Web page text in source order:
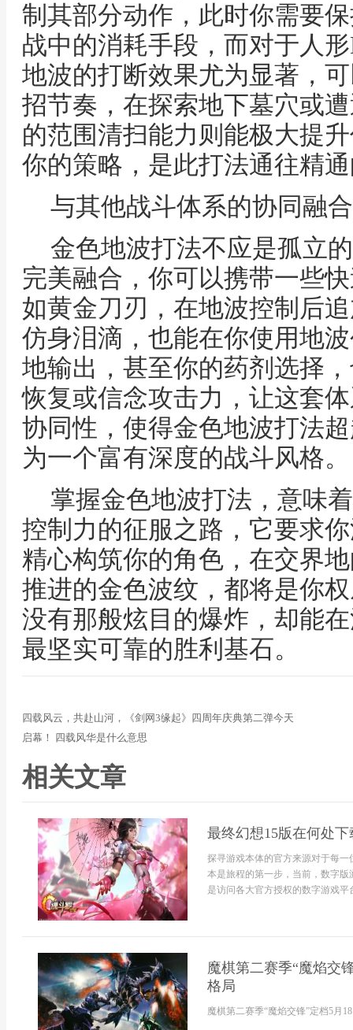
制其部分动作，此时你需要
战中的消耗手段，而对于人
地波的打断效果尤为显著，
招节奏，在探索地下墓穴或
的范围清扫能力则能极大提
你的策略，是此打法通往精
与其他战斗体系的协同融合
金色地波打法不应是孤立
完美融合，你可以携带一些
如黄金刀刃，在地波控制后
仿身泪滴，也能在你使用地
地输出，甚至你的药剂选择
恢复或信念攻击力，让这套
协同性，使得金色地波打法
为一个富有深度的战斗风格。
掌握金色地波打法，意味
控制力的征服之路，它要求
精心构筑你的角色，在交界
推进的金色波纹，都将是你
没有那般炫目的爆炸，却能
最坚实可靠的胜利基石。
四载风云，共赴山河，《剑网3缘起》四周年庆典第二弹今天
启幕！ 四载风华是什么意思
相关文章
最终幻想15版在何处下
探寻游戏本体的官方来源对于每
本是旅程的第一步，当前，数字
是访问各大官方授权的数字游戏平
魔棋第二赛季“魔焰交
格局
魔棋第二赛季“魔焰交锋”定档5月